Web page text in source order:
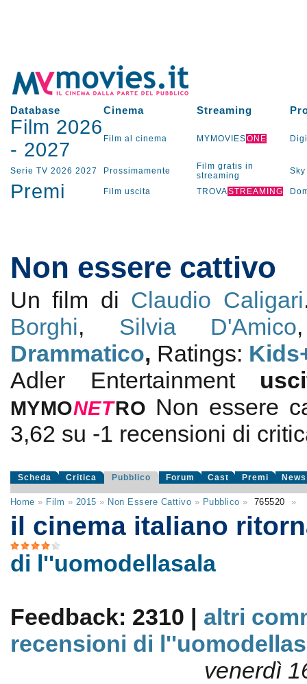
Database Cinema Streaming
Film 2026
- 2027 Film al cinema MYMOVIESONE
Serie TV 2026 2027 Prossimamente
Film gratis in
streaming
Sky
Premi Film uscita TROVASTREAMING
Non essere cattivo
Un film di Claudio Caligari
Borghi, Silvia D'Amico
Drammatico, Ratings:
Adler Entertainment
MYMONETRO Non essere
3,62 su -1 recensioni di
Scheda Critica Pubblico Forum Cast Premi News
Home » Film » 2015 » Non Essere Cattivo » Pubblico » 765520 »
il cinema italiano
di l''uomodellasala
Feedback: 2310 | altri
recensioni di
venerdì